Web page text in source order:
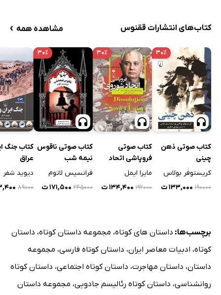
کتاب‌های انتشارات ققنوس مشاهده همه ›
۳۰٪
کتاب صوتی ذهن
چینی
کریستوفر بولاس
۱۹۰۰۰۰ ۱۳۳,۰۰۰ ت
۳۰٪
کتاب صوتی
فروپاشی اتحاد
شوروی
مایرا ایمل
۱۹۲۰۰۰ ۱۳۴,۴۰۰ ت
۳۰٪
کتاب صوتی ناقوس
نیمه شب
فرانسیس لاتوم
۲۴۵۰۰۰ ۱۷۱,۵۰۰ ت
کتاب جنگ
عراق
دیوید شفر
۸۹۰۰۰
برچسب‌ها: داستان های کوتاه، مجموعه داستان کوتاه، داستان
کوتاه، ادبیات معاصر ایران، داستان کوتاه فارسی، مجموعه
داستان، داستان مهاجرت، داستان کوتاه اجتماعی، داستان کوتاه
روانشناسی، داستان کوتاه رئالیسم جادویی، مجموعه داستان